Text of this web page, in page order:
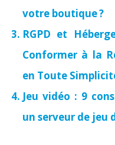
votre boutique ?
RGPD et
Conformer à la
en Toute
Jeu vidéo : 9
un serveur de jeu